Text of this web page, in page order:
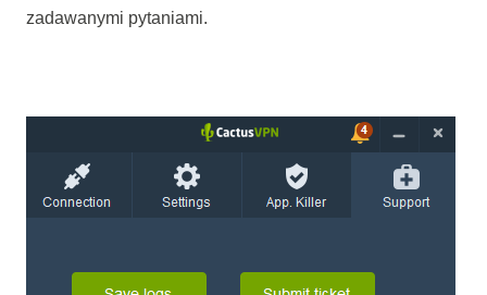
zadawanymi pytaniami.